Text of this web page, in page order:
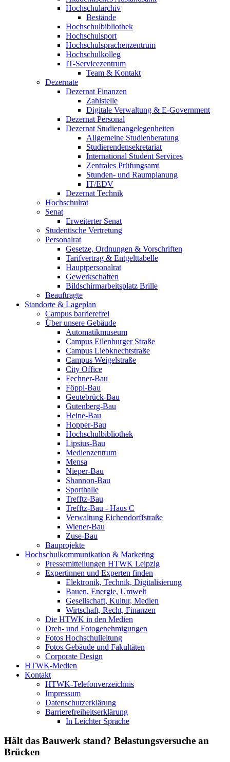
Hochschularchiv
Bestände
Hochschulbibliothek
Hochschulsport
Hochschulsprachenzentrum
Hochschulkolleg
IT-Servicezentrum
Team & Kontakt
Dezernate
Dezernat Finanzen
Zahlstelle
Digitale Verwaltung & E-Government
Dezernat Personal
Dezernat Studienangelegenheiten
Allgemeine Studienberatung
Studierendensekretariat
International Student Services
Zentrales Prüfungsamt
Stunden- und Raumplanung
IT/EDV
Dezernat Technik
Hochschulrat
Senat
Erweiterter Senat
Studentische Vertretung
Personalrat
Gesetze, Ordnungen & Vorschriften
Tarifvertrag & Entgelttabelle
Hauptpersonalrat
Gewerkschaften
Bildschirmarbeitsplatz Brille
Beauftragte
Standorte & Lageplan
Campus barrierefrei
Über unsere Gebäude
Automatikmuseum
Campus Eilenburger Straße
Campus Liebknechtstraße
Campus Weigelstraße
City Office
Fechner-Bau
Föppl-Bau
Geutebrück-Bau
Gutenberg-Bau
Heine-Bau
Hopper-Bau
Hochschulbibliothek
Lipsius-Bau
Medienzentrum
Mensa
Nieper-Bau
Shannon-Bau
Sporthalle
Trefftz-Bau
Trefftz-Bau - Haus C
Verwaltung Eichendorffstraße
Wiener-Bau
Zuse-Bau
Bauprojekte
Hochschulkommunikation & Marketing
Pressemitteilungen HTWK Leipzig
Expertinnen und Experten finden
Elektronik, Technik, Digitalisierung
Bauen, Energie, Umwelt
Gesellschaft, Kultur, Medien
Wirtschaft, Recht, Finanzen
Die HTWK in den Medien
Dreh- und Fotogenehmigungen
Fotos Hochschulleitung
Fotos Gebäude und Fakultäten
Corporate Design
HTWK-Medien
Kontakt
HTWK-Telefonverzeichnis
Impressum
Datenschutzerklärung
Barrierefreiheitserklärung
In Leichter Sprache
Hält das Bauwerk stand? Belastungsversuche an
Brücken